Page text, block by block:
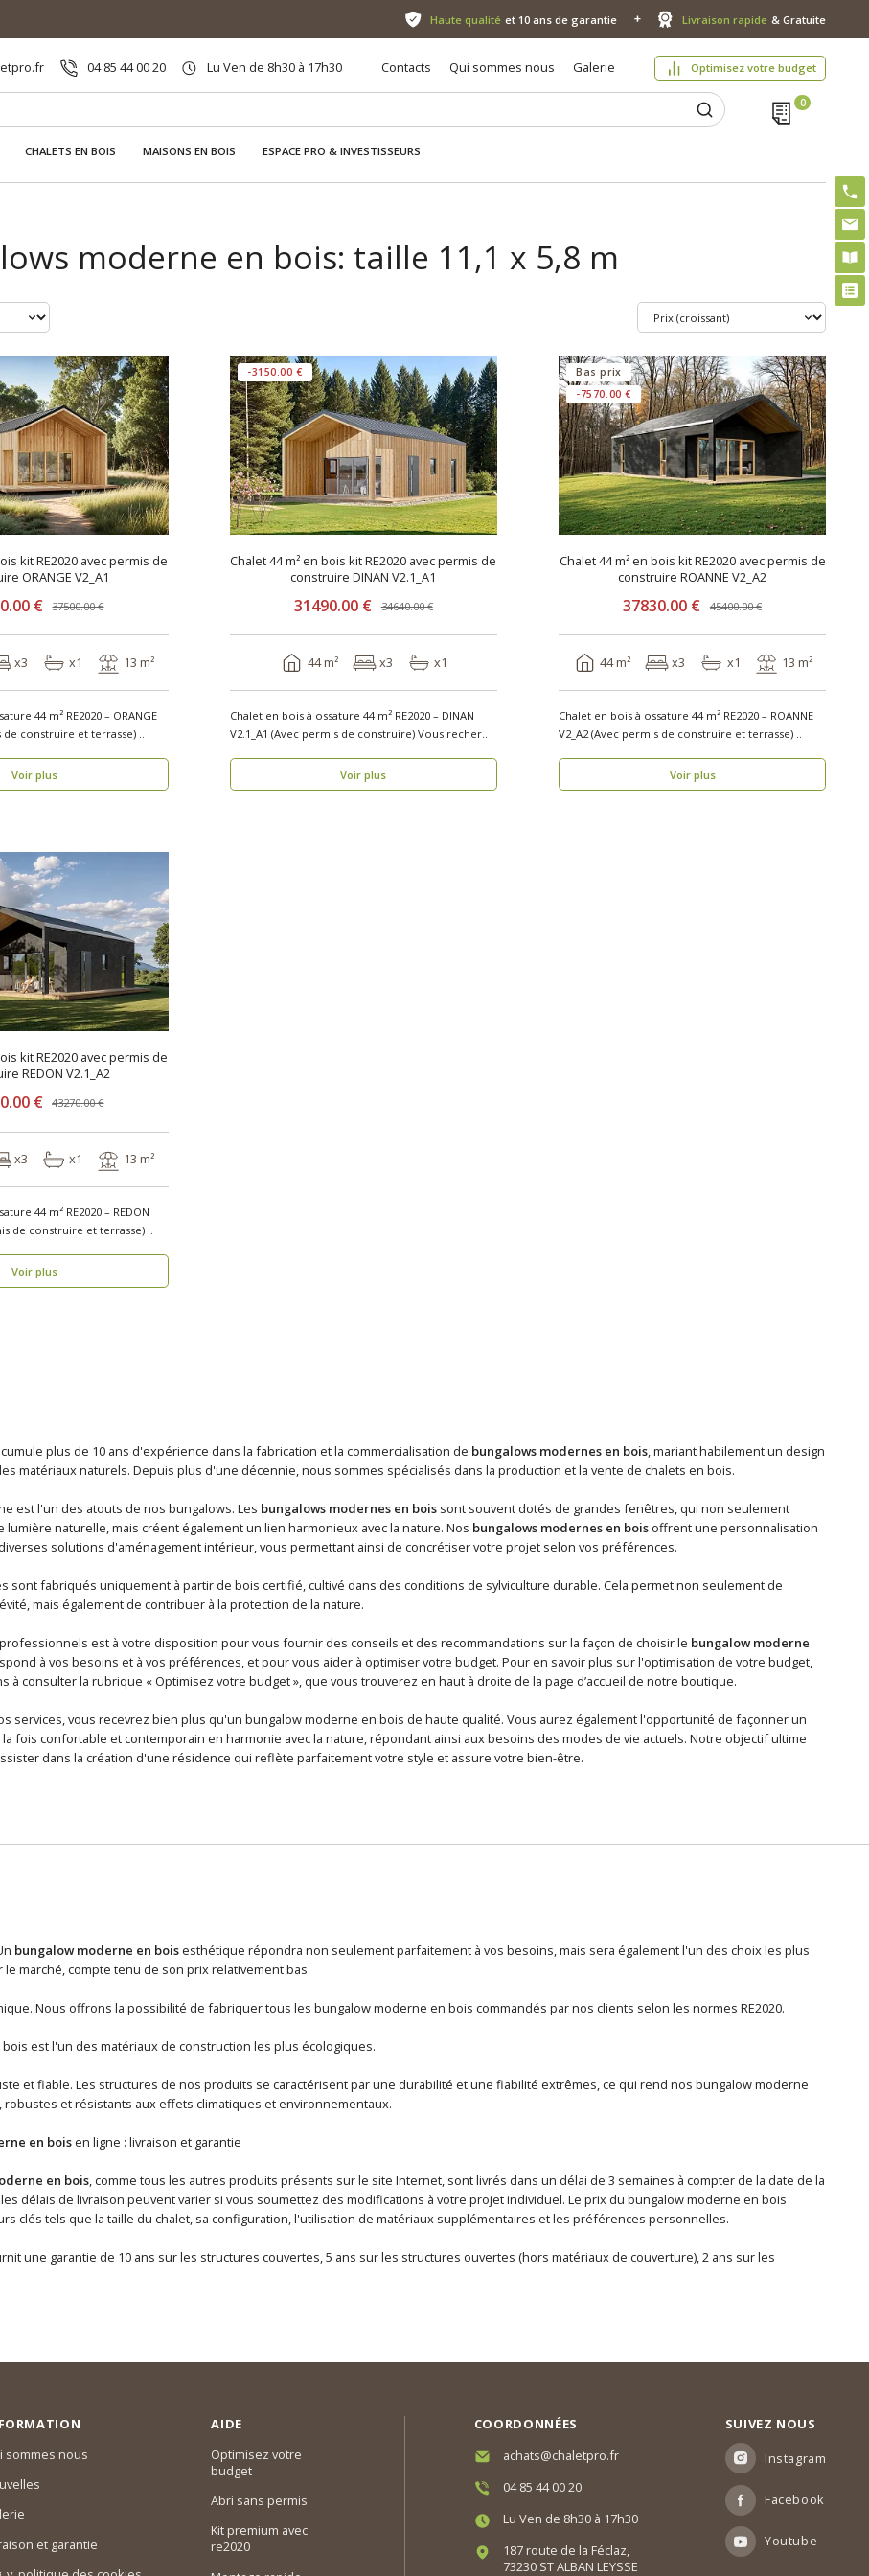
Haute qualité et 10 ans de garantie Livraison rapide & Gratuite
04 85 44 00 20 Lu Ven de 8h30 à 17h30 Contacts Qui sommes nous Galerie Optimisez votre budget
CHALETS EN BOIS MAISONS EN BOIS ESPACE PRO & INVESTISSEURS
moderne en bois: taille 11,1 x 5,8 m
kit RE2020 avec permis de
ORANGE V2_A1
€ 37500.00 €
x3 x1 13 m²
44 m² RE2020 – ORANGE
Voir plus
-3150.00 €
Chalet 44 m² en bois kit RE2020 avec permis de
construire DINAN V2.1_A1
31490.00 € 34640.00 €
44 m² x3 x1
Chalet en bois à ossature 44 m² RE2020 – DINAN
V2.1_A1 (Avec permis de construire) Vous recher..
Voir plus
Bas prix
-7570.00 €
Chalet 44 m² en bois kit RE2020 avec permis de
construire ROANNE V2_A2
37830.00 € 45400.00 €
44 m² x3 x1 13 m²
Chalet en bois à ossature 44 m² RE2020 – ROANNE
Voir plus
kit RE2020 avec permis de
REDON V2.1_A2
€ 43270.00 €
x3 x1 13 m²
44 m² RE2020 – REDON
Voir plus
plus de 10 ans d'expérience dans la fabrication et la commercialisation de bungalows modernes en bois, mariant habilement un design
matériaux naturels. Depuis plus d'une décennie, nous sommes spécialisés dans la production et la vente de chalets en bois.
est l'un des atouts de nos bungalows. Les bungalows modernes en boissont souvent dotés de grandes fenêtres, qui non seulement
lumière naturelle, mais créent également un lien harmonieux avec la nature. Nos bungalows modernes en boisoffrent une personnalisation
solutions d'aménagement intérieur, vous permettant ainsi de concrétiser votre projet selon vos préférences.
sont fabriqués uniquement à partir de bois certifié, cultivé dans des conditions de sylviculture durable. Cela permet non seulement de
mais également de contribuer à la protection de la nature.
est à votre disposition pour vous fournir des conseils et des recommandations sur la façon de choisir le bungalow moderne
à vos besoins et à vos préférences, et pour vous aider à optimiser votre budget. Pour en savoir plus sur l'optimisation de votre budget,
à consulter la rubrique « Optimisez votre budget », que vous trouverez en haut à droite de la page d’accueil de notre boutique.
services, vous recevrez bien plus qu'un bungalow moderne en bois de haute qualité. Vous aurez également l'opportunité de façonner un
fois confortable et contemporain en harmonie avec la nature, répondant ainsi aux besoins des modes de vie actuels. Notre objectif ultime
dans la création d'une résidence qui reflète parfaitement votre style et assure votre bien-être.
bungalow moderne en boisesthétique répondra non seulement parfaitement à vos besoins, mais sera également l'un des choix les plus
marché, compte tenu de son prix relativement bas.
Nous offrons la possibilité de fabriquer tous les bungalow moderne en bois commandés par nos clients selon les normes RE2020.
est l'un des matériaux de construction les plus écologiques.
et fiable. Les structures de nos produits se caractérisent par une durabilité et une fiabilité extrêmes, ce qui rend nos bungalow moderne
robustes et résistants aux effets climatiques et environnementaux.
en boisen ligne : livraison et garantie
en bois, comme tous les autres produits présents sur le site Internet, sont livrés dans un délai de 3 semaines à compter de la date de la
délais de livraison peuvent varier si vous soumettez des modifications à votre projet individuel. Le prix du bungalow moderne en bois
clés tels que la taille du chalet, sa configuration, l'utilisation de matériaux supplémentaires et les préférences personnelles.
une garantie de 10 ans sur les structures couvertes, 5 ans sur les structures ouvertes (hors matériaux de couverture), 2 ans sur les
sommes nous
et garantie
AIDE
Optimisez votre
budget
Abri sans permis
Kit premium avec
re2020
COORDONNÉES
achats@chaletpro.fr
04 85 44 00 20
Lu Ven de 8h30 à 17h30
187 route de la Féclaz,
73230 ST ALBAN LEYSSE
SUIVEZ NOUS
Instagram
Facebook
Youtube